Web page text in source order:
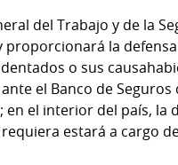
del Trabajo y de la
proporcionará la
o sus
el Banco de Seguros
en el interior del país, la
estará a cargo